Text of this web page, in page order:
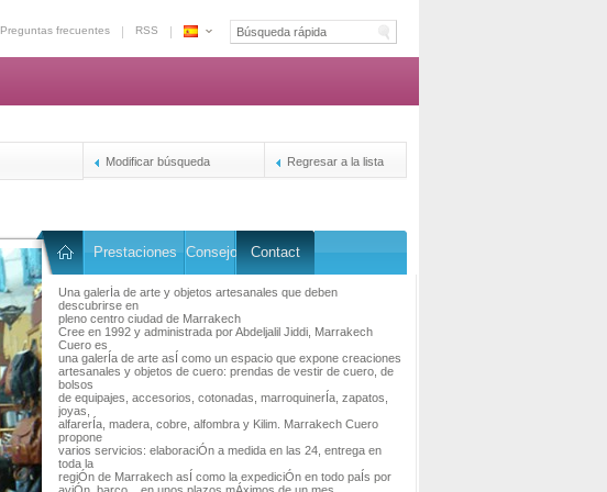
Preguntas frecuentes
RSS
duenos
Modificar búsqueda Regresar a la lista
Prestaciones Consejo Contact
Una galerÍa de arte y objetos artesanales que deben
descubrirse en
pleno centro ciudad de Marrakech
Cree en 1992 y administrada por Abdeljalil Jiddi, Marrakech
Cuero es
una galerÍa de arte asÍ como un espacio que expone creaciones
artesanales y objetos de cuero: prendas de vestir de cuero, de
bolsos
de equipajes, accesorios, cotonadas, marroquinerÍa, zapatos,
joyas,
alfarerÍa, madera, cobre, alfombra y Kilim. Marrakech Cuero
propone
varios servicios: elaboraciÓn a medida en las 24, entrega en
toda la
regiÓn de Marrakech asÍ como la expediciÓn en todo paÍs por